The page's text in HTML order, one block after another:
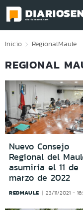
Click acá para ir
Inicio RegionalMaule
REGIONAL
Nuevo Consejo
Regional del
asumiría el 11 de
marzo de 2022
REDMAULE 23/11/2021 -